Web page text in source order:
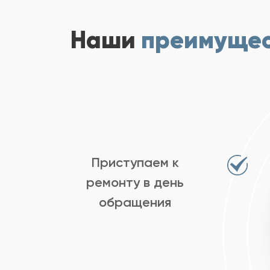
Наши
Приступаем к
ремонту в день
обращения